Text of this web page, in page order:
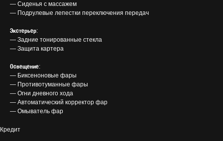
— Сиденья с массажем
— Подрулевые лепестки переключения передач
Экстерьер:
— Задние тонированные стекла
— Защита картера
Освещение:
— Биксеноновые фары
— Противотуманные фары
— Огни дневного хода
— Автоматический корректор фар
— Омыватель фар
Кредит